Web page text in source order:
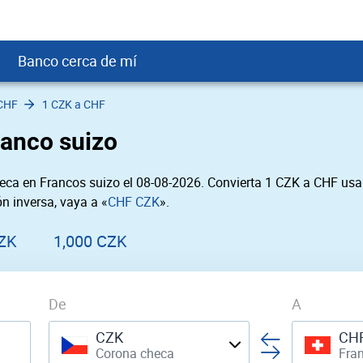
crediticio
Banco cerca de mí
de Mí
Cerca de Mí
de Mí
Cerca de Mí
1 CZK a CHF
suizo
en Francos suizo el 08-08-2026. Convierta 1 CZK a CHF
inversa, vaya a «CHF CZK».
1,000 CZK
De
CZK
Corona checa
A